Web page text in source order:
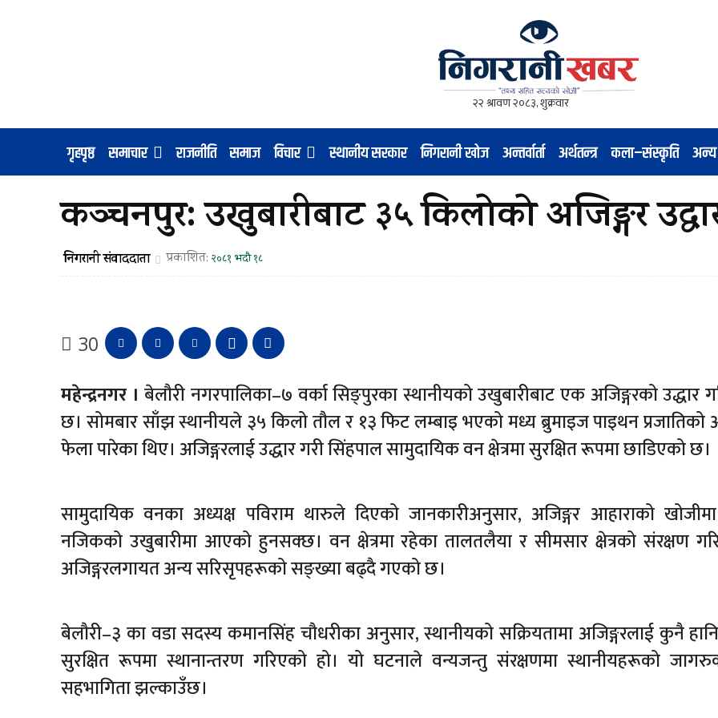
गृहपृष्ठ समाचार राजनीति समाज विचार स्थानीय सरकार निगरानी खोज अन्तर्वार्ता अर्थतन्त्र कला–संस्कृति अन्य
कञ्चनपुर: उखुबारीबाट ३५ किलोको अजिङ्गर
निगरानी संवाददाता प्रकाशित: २०८१ भदौ १८
30
महेन्द्रनगर । बेलौरी नगरपालिका–७ वर्का सिङ्पुरका स्थानीयको उखुबारीबाट एक अजिङ्गरको उद्धार
छ। सोमबार साँझ स्थानीयले ३५ किलो तौल र १३ फिट लम्बाइ भएको मध्य ब्रुमाइज पाइथन प्रजातिको
फेला पारेका थिए। अजिङ्गरलाई उद्धार गरी सिंहपाल सामुदायिक वन क्षेत्रमा सुरक्षित रूपमा छाडिएको छ।
सामुदायिक वनका अध्यक्ष पविराम थारुले दिएको जानकारीअनुसार, अजिङ्गर आहाराको
नजिकको उखुबारीमा आएको हुनसक्छ। वन क्षेत्रमा रहेका तालतलैया र सीमसार क्षेत्रको संरक्षण
अजिङ्गरलगायत अन्य सरिसृपहरूको सङ्ख्या बढ्दै गएको छ।
बेलौरी–३ का वडा सदस्य कमानसिंह चौधरीका अनुसार, स्थानीयको सक्रियतामा अजिङ्गरलाई कुनै
सुरक्षित रूपमा स्थानान्तरण गरिएको हो। यो घटनाले वन्यजन्तु संरक्षणमा स्थानीयहरूको
सहभागिता झल्काउँछ।